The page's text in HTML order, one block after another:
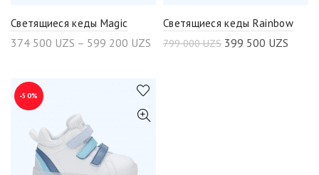
Светящиеся кеды Magic
374 500 UZS – 599 200 UZS
Светящиеся кеды Rainbow
799 000UZS 399 500 UZS
-50%